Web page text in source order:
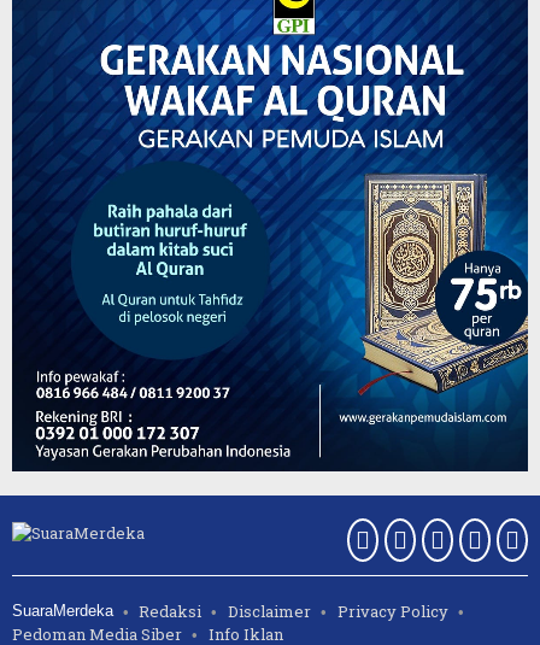
SuaraMerdeka Redaksi Disclaimer
Privacy Policy
Pedoman Media Siber
Info Iklan